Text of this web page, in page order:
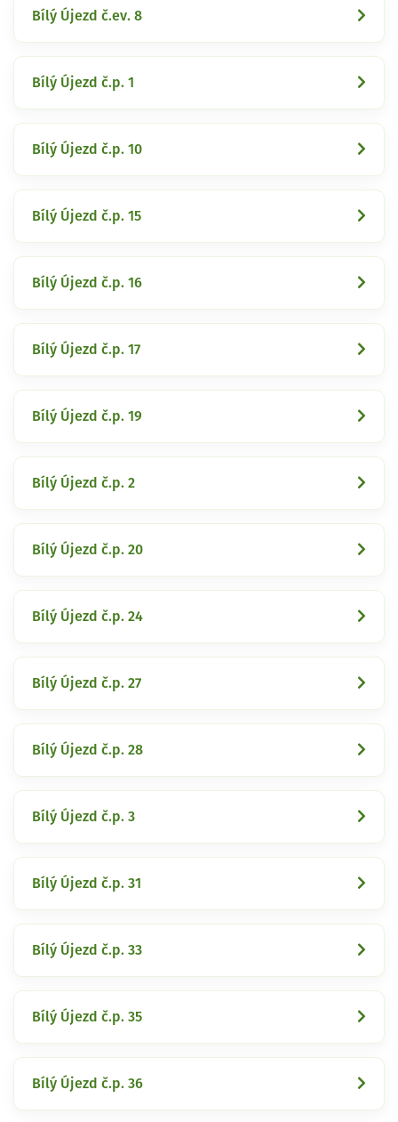
Bílý Újezd č.ev. 8
Bílý Újezd č.p. 1
Bílý Újezd č.p. 10
Bílý Újezd č.p. 15
Bílý Újezd č.p. 16
Bílý Újezd č.p. 17
Bílý Újezd č.p. 19
Bílý Újezd č.p. 2
Bílý Újezd č.p. 20
Bílý Újezd č.p. 24
Bílý Újezd č.p. 27
Bílý Újezd č.p. 28
Bílý Újezd č.p. 3
Bílý Újezd č.p. 31
Bílý Újezd č.p. 33
Bílý Újezd č.p. 35
Bílý Újezd č.p. 36